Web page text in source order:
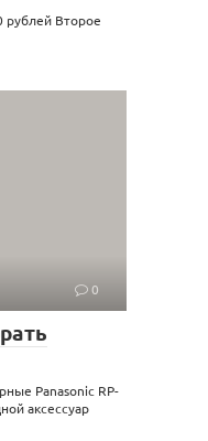
Вто­рое
0
Panasonic RP-
аксессуар